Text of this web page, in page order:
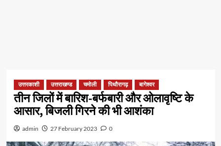
उत्तरकाशी उत्तराखण्ड चमोली पिथौरागढ़ बागेश्वर
तीन जिलों में बारिश-बर्फबारी और ओलावृष्टि के
आसार, बिजली गिरने की भी आशंका
admin 27 February 2023 0